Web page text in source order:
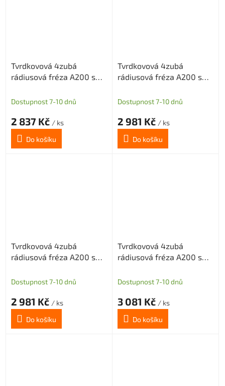
Tvrdkovová 4zubá
rádiusová fréza A200 s
pro grafit průměr 8 R1,5
Dostupnost 7-10 dnů
2 837 Kč / ks
Do košíku
Tvrdkovová 4zubá
rádiusová fréza A200 s
pro grafit průměr 10 R0,5
Dostupnost 7-10 dnů
2 981 Kč / ks
Do košíku
Tvrdkovová 4zubá
rádiusová fréza A200 s
pro grafit průměr 10 R1
Dostupnost 7-10 dnů
2 981 Kč / ks
Do košíku
Tvrdkovová 4zubá
rádiusová fréza A200 s
pro grafit průměr 10 R1,5
Dostupnost 7-10 dnů
3 081 Kč / ks
Do košíku